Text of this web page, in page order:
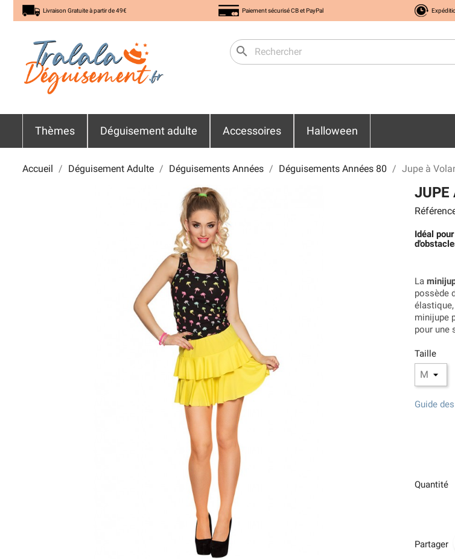
Livraison Gratuite à partir de 49€ Paiement sécurisé CB et PayPal
search
Thèmes Déguisement adulte Accessoires Halloween
Accueil Déguisement Adulte Déguisements Années Déguisements Années 80 Jupe à
JUPE
Idéal
La
possède
minijupe
pour une
Taille
Guide
Quantité
Partager